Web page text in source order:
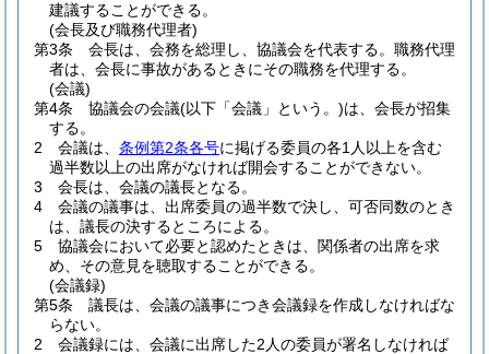
建議することができる。
(会長及び職務代理者)
第3条
会長は、会務を総理し、協議会を代表する。 職務代理
者は、会長に事故があるときにその職務を代理する。
(会議)
第4条
協議会の会議(以下「会議」という。)は、会長が招集
する。
2
会議は、 条例第2条各号に掲げる委員の各1人以上を含む
過半数以上の出席がなければ開会することができない。
3
会長は、会議の議長となる。
4
会議の議事は、出席委員の過半数で決し、可否同数のとき
は、議長の決するところによる。
5
協議会において必要と認めたときは、関係者の出席を求
め、その意見を聴取することができる。
(会議録)
第5条
議長は、会議の議事につき会議録を作成しなければな
らない。
2
会議録には、会議に出席した2人の委員が署名しなければ